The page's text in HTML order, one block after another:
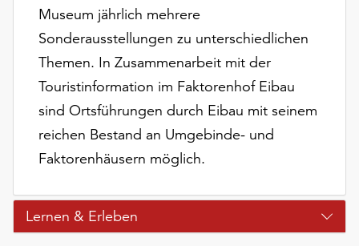
Museum jährlich mehrere
Sonderausstellungen zu unterschiedlichen
Themen. In Zusammenarbeit mit der
Touristinformation im Faktorenhof Eibau
sind Ortsführungen durch Eibau mit seinem
reichen Bestand an Umgebinde- und
Faktorenhäusern möglich.
Lernen & Erleben